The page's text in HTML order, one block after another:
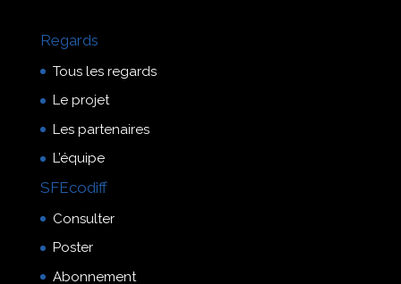
Regards
Tous les regards
Le projet
Les partenaires
L’équipe
SFEcodiff
Consulter
Poster
Abonnement